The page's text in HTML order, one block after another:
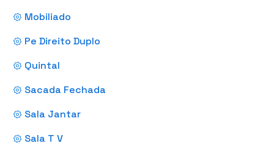
Mobiliado
Pe Direito Duplo
Quintal
Sacada Fechada
Sala Jantar
Sala T V